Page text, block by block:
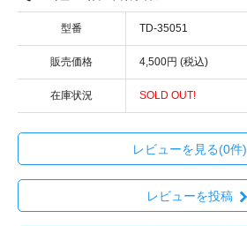
型番 TD-35051
販売価格 4,500円 (税込)
在庫状況 SOLD OUT!
レビューを見る(0件)
レビューを投稿